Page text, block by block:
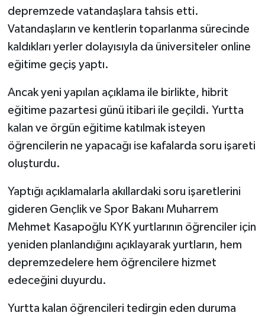
depremzede vatandaşlara tahsis etti.
Vatandaşların ve kentlerin toparlanma sürecinde
kaldıkları yerler dolayısıyla da üniversiteler online
eğitime geçiş yaptı.
Ancak yeni yapılan açıklama ile birlikte, hibrit
eğitime pazartesi günü itibari ile geçildi. Yurtta
kalan ve örgün eğitime katılmak isteyen
öğrencilerin ne yapacağı ise kafalarda soru işareti
oluşturdu.
Yaptığı açıklamalarla akıllardaki soru işaretlerini
gideren Gençlik ve Spor Bakanı Muharrem
Mehmet Kasapoğlu KYK yurtlarının öğrenciler için
yeniden planlandığını açıklayarak yurtların, hem
depremzedelere hem öğrencilere hizmet
edeceğini duyurdu.
Yurtta kalan öğrencileri tedirgin eden duruma
İletişim
Künye